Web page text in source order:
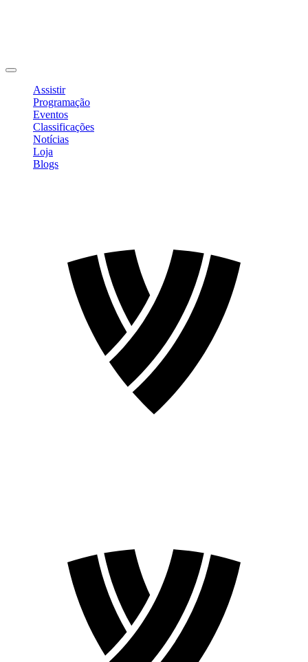
Assistir
Programação
Eventos
Classificações
Notícias
Loja
Blogs